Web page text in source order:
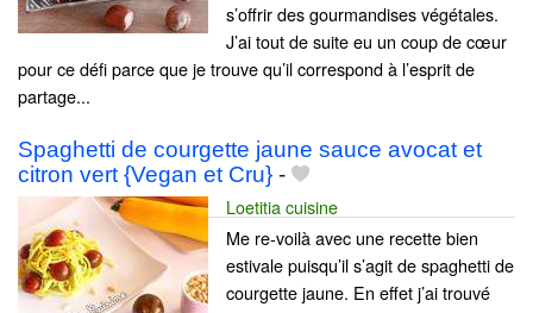
s’offrir des gourmandises végétales.
J’ai tout de suite eu un coup de cœur
pour ce défi parce que je trouve qu’il correspond à l’esprit de
partage...
Spaghetti de courgette jaune sauce avocat et
citron vert {Vegan et Cru} -
Loetitia cuisine
Me re-voilà avec une recette bien
estivale puisqu’il s’agit de spaghetti de
courgette jaune. En effet j’ai trouvé